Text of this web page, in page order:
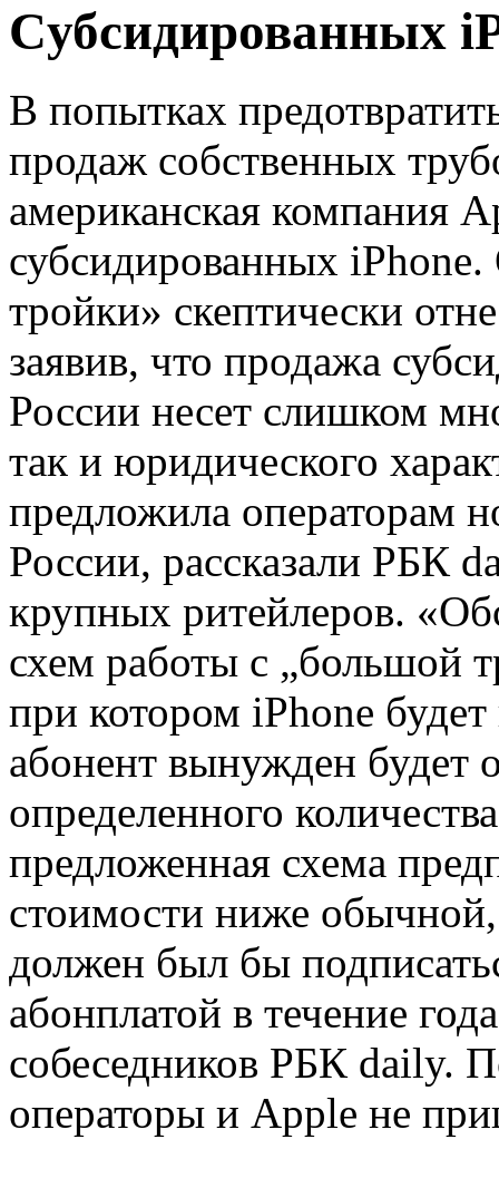
Cубсидированных
В попытках
продаж собственных
американская компания
субсидированных
тройки» скептически
заявив, что продажа
России несет слишком
так и юридического
предложила операторам
России, рассказали РБК
крупных ритейлеров.
схем работы с „большой
при котором iPhone
абонент вынужден будет
определенного
предложенная схема
стоимости ниже
должен был бы
абонплатой в течение
собеседников РБК daily.
операторы и Apple не